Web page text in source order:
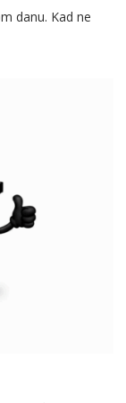
danu. Kad ne